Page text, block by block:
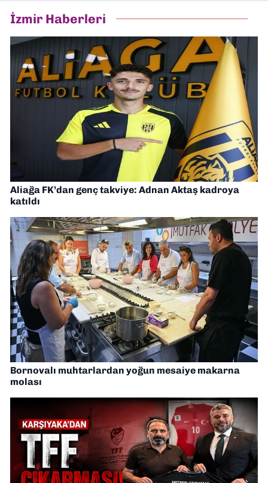
İzmir Haberleri
Aliağa FK’dan genç takviye: Adnan Aktaş kadroya
katıldı
Bornovalı muhtarlardan yoğun mesaiye makarna
molası